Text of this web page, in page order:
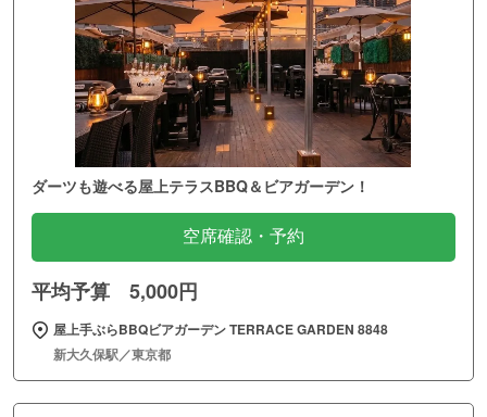
ダーツも遊べる屋上テラスBBQ＆ビアガーデン！
空席確認・予約
平均予算 5,000円
屋上手ぶらBBQビアガーデン TERRACE GARDEN 8848
新大久保駅／東京都